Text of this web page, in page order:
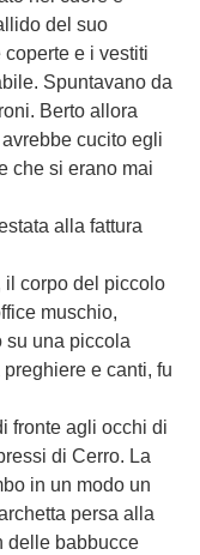
del suo
e i vestiti
Spuntavano da
Berto allora
cucito egli
che si erano mai
alla fattura
il corpo del piccolo
muschio,
su una piccola
e canti, fu
fronte agli occhi di
di Cerro. La
in un modo un
persa alla
delle babbucce